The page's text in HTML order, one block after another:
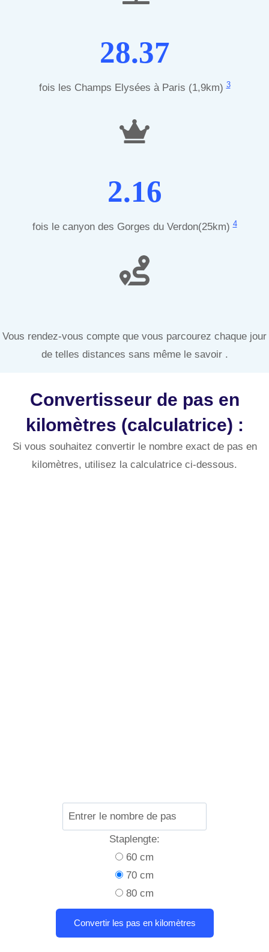
28.37
fois les Champs Elysées à Paris (1,9km)3
2.16
fois le canyon des Gorges du Verdon(25km)4
Vous rendez-vous compte que vous parcourez chaque jour
de telles distances sans même le savoir .
Convertisseur de pas en
kilomètres (calculatrice) :
Si vous souhaitez convertir le nombre exact de pas en
kilomètres, utilisez la calculatrice ci-dessous.
Staplengte:
60 cm
70 cm
80 cm